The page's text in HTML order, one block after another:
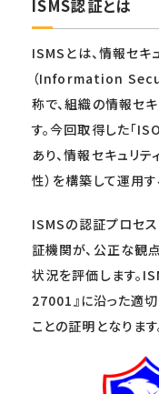
ISMS認証とは
ISMSとは、情報セキ
（Information
称で、組織の情報セ
す。今回取得した「
あり、情報セキュリ
性）を構築して運用
ISMSの認証プロセ
証機関が、公正な観
状況を評価します。
27001』に沿った適
ことの証明となります